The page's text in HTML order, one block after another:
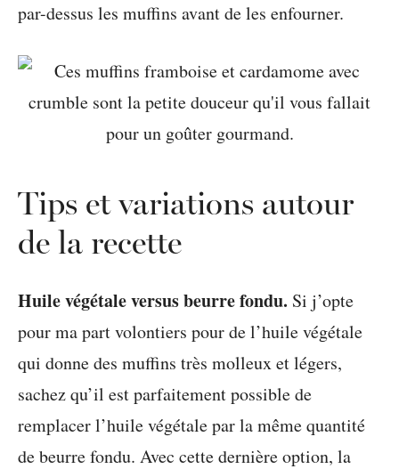
par-dessus les muffins avant de les enfourner.
Tips et variations autour
de la recette
Huile végétale versus beurre fondu. Si j’opte
pour ma part volontiers pour de l’huile végétale
qui donne des muffins très molleux et légers,
sachez qu’il est parfaitement possible de
remplacer l’huile végétale par la même quantité
de beurre fondu. Avec cette dernière option, la